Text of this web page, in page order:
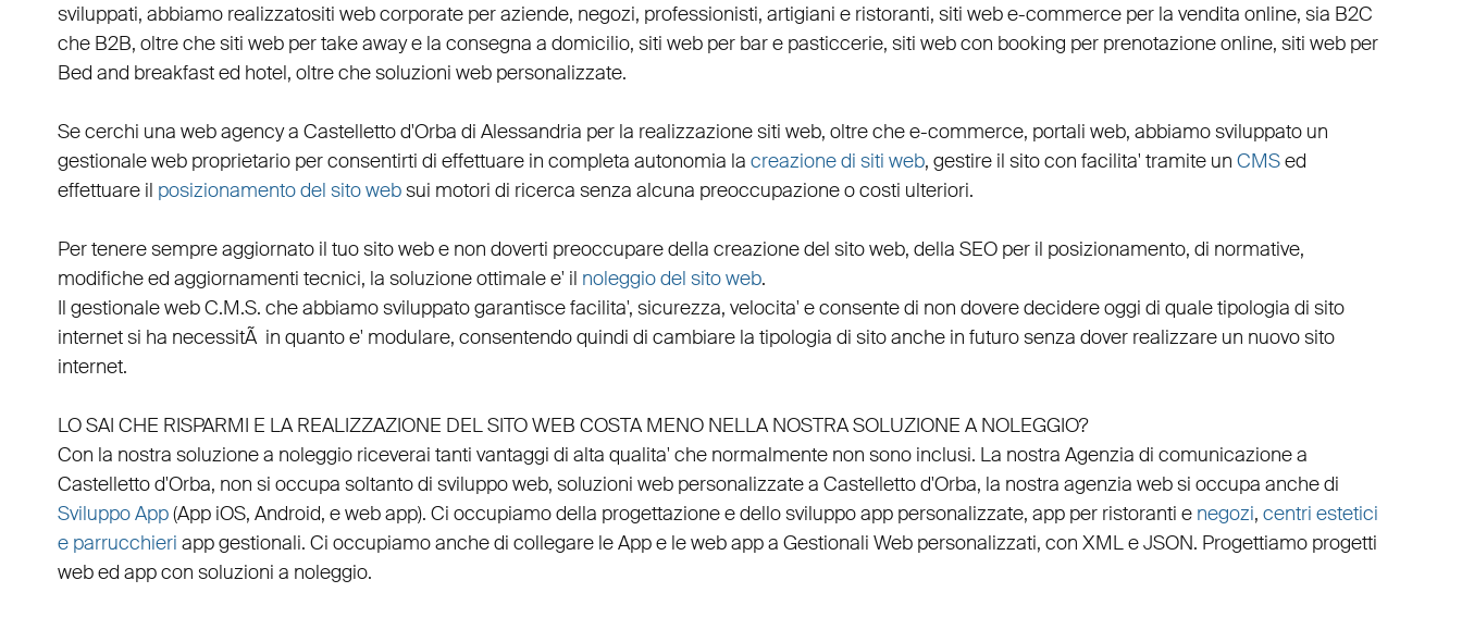
sviluppati, abbiamo realizzatositi web corporateperaziende, negozi, professionisti, artigiani e ristoranti, siti web e-commerceper la vendita online, sia B2C
che B2B, oltre chesiti web per take awaye la consegna a domicilio, siti web per bare pasticcerie, siti web con booking per prenotazione online, siti web per
Bed and breakfast ed hotel, oltre chesoluzioni web personalizzate.
Se cerchi una web agency a Castelletto d'Orba di Alessandria per la realizzazione siti web, oltre chee-commerce, portali web, abbiamo sviluppato un
gestionale webproprietario per consentirti di effettuare in completa autonomia la creazione di siti web, gestire il sito con facilita' tramite un CMSed
effettuare il posizionamento del sito websui motori di ricerca senza alcuna preoccupazione o costi ulteriori.
Per tenere sempre aggiornato il tuo sito web e non doverti preoccupare della creazione del sito web, della SEOper il posizionamento, di normative,
modifiche ed aggiornamenti tecnici, la soluzione ottimale e' il noleggio del sito web.
Il gestionale web C.M.S. che abbiamo sviluppato garantiscefacilita', sicurezza, velocita' e consente di non dovere decidere oggi di quale tipologia di sito
internet si ha necessitÃ in quanto e' modulare, consentendo quindi di cambiare la tipologia di sito anche in futuro senza dover realizzare un nuovo sito
internet.
LO SAI CHE RISPARMI E LA REALIZZAZIONE DEL SITO WEB COSTA MENO NELLA NOSTRA SOLUZIONE A NOLEGGIO?
Con la nostra soluzione a noleggio riceverai tanti vantaggi di alta qualita' che normalmente non sono inclusi. La nostra Agenzia di comunicazione a
Castelletto d'Orba, non si occupa soltanto di sviluppo web, soluzioni web personalizzate a Castelletto d'Orba, la nostra agenzia websi occupa anche di
Sviluppo App(App iOS, Android, eweb app). Ci occupiamo della progettazionee dellosviluppo app personalizzate, app per ristoranti e negozi, centri estetici
e parrucchieri app gestionali. Ci occupiamo anche di collegareleAppe leweb appa Gestionali Web personalizzati, con XMLeJSON. Progettiamo progetti
webed appcon soluzioni a noleggio.